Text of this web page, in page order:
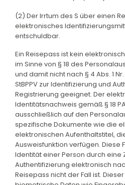
(2) Der Irrtum des S über einen
elektronisches
entschuldbar.
Ein Reisepass ist kein
im Sinne von § 18 des
und damit nicht nach § 4 Abs. 1 Nr.
StBPPV zur Identifizierung und
Registrierung geeignet. Der
Identitätsnachweis gemäß § 18
ausschließlich auf den
spezifische Dokumente wie die
elektronischen Aufenthaltstitel,
Ausweisfunktion verfügen. Diese
Identität einer Person durch eine
Authentifizierung elektronisch
Reisepass nicht der Fall ist.